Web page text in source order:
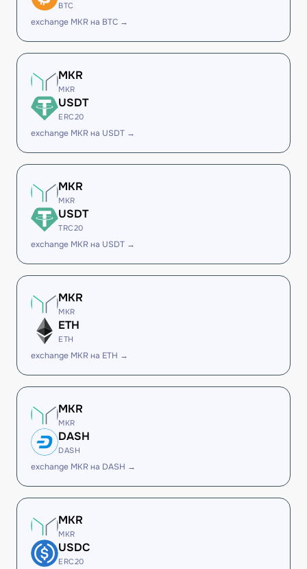
BTC
exchange MKR на BTC →
MKR
MKR
USDT
ERC20
exchange MKR на USDT →
MKR
MKR
USDT
TRC20
exchange MKR на USDT →
MKR
MKR
ETH
ETH
exchange MKR на ETH →
MKR
MKR
DASH
DASH
exchange MKR на DASH →
MKR
MKR
USDC
ERC20